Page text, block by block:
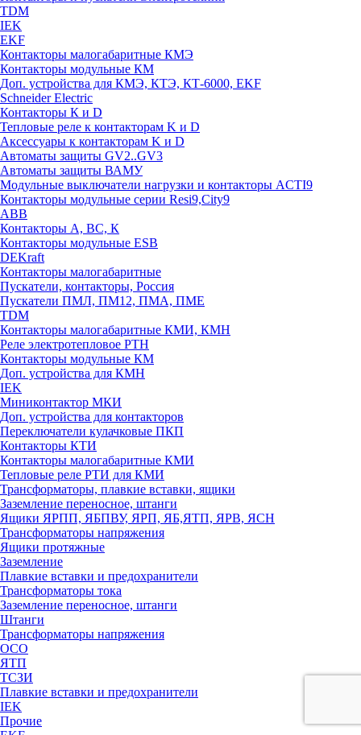
TDM
IEK
EKF
Контакторы малогабаритные КМЭ
Контакторы модульные КМ
Доп. устройства для КМЭ, КТЭ, КТ-6000, EKF
Schneider Electric
Контакторы К и D
Тепловые реле к контакторам K и D
Аксессуары к контакторам K и D
Автоматы защиты GV2..GV3
Автоматы защиты ВАМУ
Модульные выключатели нагрузки и контакторы ACTI9
Контакторы модульные серии Resi9,City9
ABB
Контакторы А, ВС, К
Контакторы модульные ESB
DEKraft
Контакторы малогабаритные
Пускатели, контакторы, Россия
Пускатели ПМЛ, ПМ12, ПМА, ПМЕ
TDM
Контакторы малогабаритные КМИ, КМН
Реле электротепловое РТН
Контакторы модульные КМ
Доп. устройства для КМН
IEK
Миниконтактор МКИ
Доп. устройства для контакторов
Переключатели кулачковые ПКП
Контакторы КТИ
Контакторы малогабаритные КМИ
Тепловые реле РTИ для КМИ
Трансформаторы, плавкие вставки, ящики
Заземление переносное, штанги
Ящики ЯРПП, ЯБПВУ, ЯРП, ЯБ,ЯТП, ЯРВ, ЯСН
Трансформаторы напряжения
Ящики протяжные
Заземление
Плавкие вставки и предохранители
Трансформаторы тока
Заземление переносное, штанги
Штанги
Трансформаторы напряжения
ОСО
ЯТП
ТСЗИ
Плавкие вставки и предохранители
IEK
Прочие